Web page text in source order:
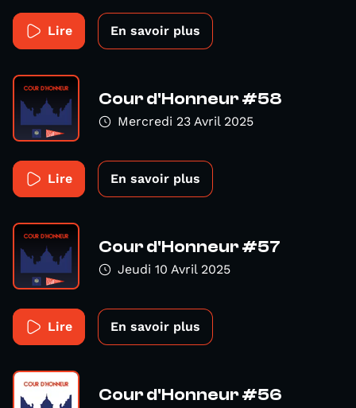
Lire En savoir plus
Cour d'Honneur #58
Mercredi 23 Avril 2025
Lire En savoir plus
Cour d'Honneur #57
Jeudi 10 Avril 2025
Lire En savoir plus
Cour d'Honneur #56